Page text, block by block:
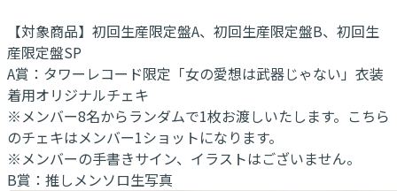
【対象商品】初回生産限定盤A、初回生産限定盤B、初回生
産限定盤SP
A賞：タワーレコード限定「女の愛想は武器じゃない」衣装
着用オリジナルチェキ
※メンバー8名からランダムで1枚お渡しいたします。こちら
のチェキはメンバー1ショットになります。
※メンバーの手書きサイン、イラストはございません。
B賞：推しメンソロ生写真